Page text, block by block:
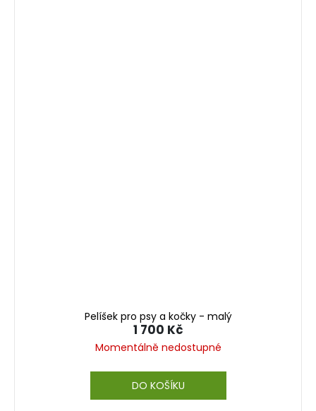
Pelíšek pro psy a kočky - malý
Momentálně nedostupné
1 700 Kč
DO KOŠÍKU